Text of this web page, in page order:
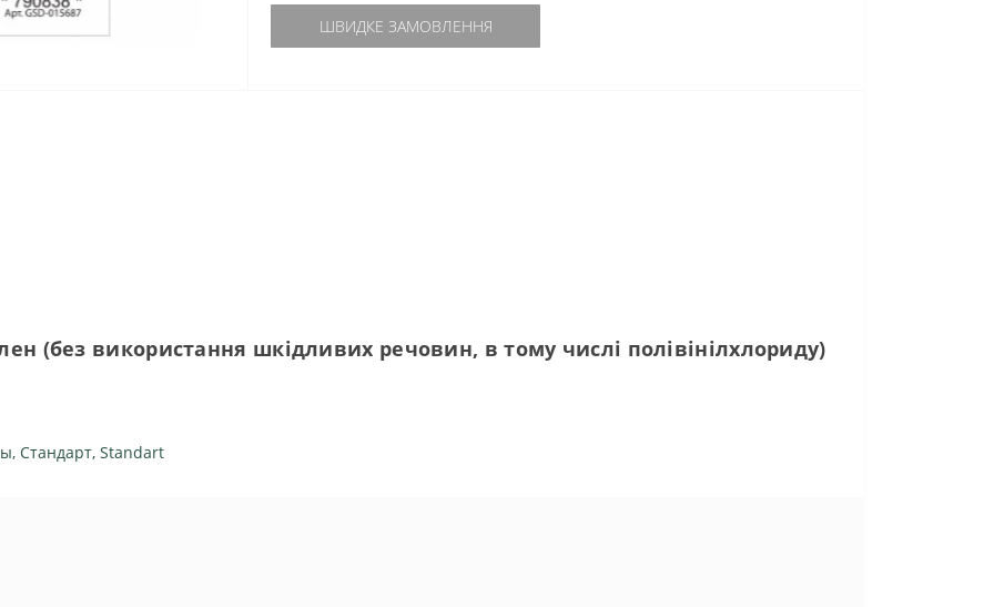
ШВИДКЕ ЗАМОВЛЕННЯ
(без використання шкідливих речовин, в тому числі полівінілхлориду)
, Стандарт, Standart